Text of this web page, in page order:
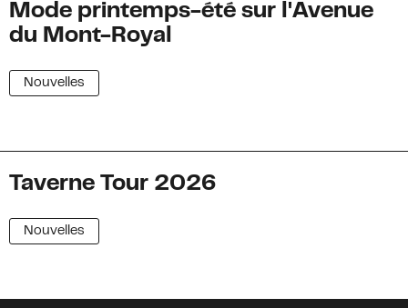
Mode printemps-été sur l'Avenue
du Mont-Royal
Nouvelles
Taverne Tour 2026
Nouvelles